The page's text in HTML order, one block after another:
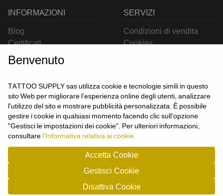
CONTATTACI
INFORMAZIONI
Blog
Certificati
Contatti
SERVIZI
Condizioni di vendita
Cookies
UTENTE
Login
Registrati
tel: 0119101326 - P.Iva/cf: 09963530010
Benvenuto
TATTOO SUPPLY sas utilizza cookie e tecnologie simili in questo
sito Web per migliorare l'esperienza online degli utenti, analizzare
l'utilizzo del sito e mostrare pubblicità personalizzata. È possibile
gestire i cookie in qualsiasi momento facendo clic sull'opzione
"Gestisci le impostazioni dei cookie". Per ulteriori informazioni,
consultare l'Informativa relativa ai cookie.
Accetta Cookie
Gestisci Cookie
Disattiva Cookie